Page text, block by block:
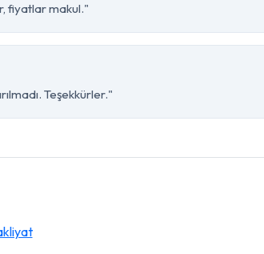
fiyatlar makul."
Teşekkürler."